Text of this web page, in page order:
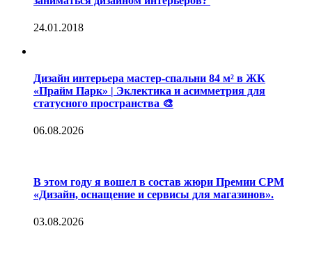
24.01.2018
Дизайн интерьера мастер-спальни 84 м² в ЖК
«Прайм Парк» | Эклектика и асимметрия для
статусного пространства 🎨
06.08.2026
В этом году я вошел в состав жюри Премии CPM
«Дизайн, оснащение и сервисы для магазинов».
03.08.2026